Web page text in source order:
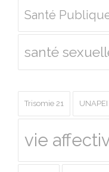
Santé
santé
Trisomie 21 UNAPEI
vie